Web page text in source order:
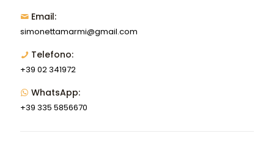
Email:
simonettamarmi@gmail.com
Telefono:
+39 02 341972
WhatsApp:
+39 335 5856670